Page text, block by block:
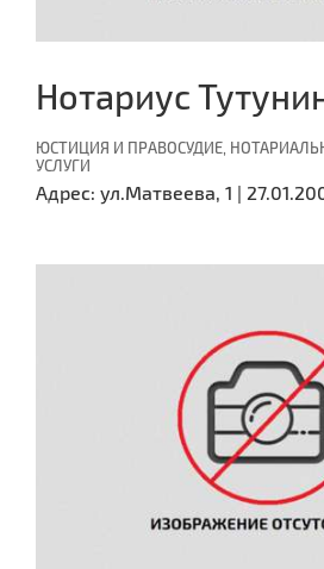
Нотариус
ЮСТИЦИЯ И ПРАВОСУДИЕ,
УСЛУГИ
Адрес: ул.Матвеева, 1 |